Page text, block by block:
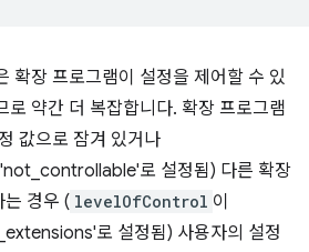
확장 프로그램이 설정을 제어할 수 있
로 약간 더 복잡합니다. 확장 프로그램
값으로 잠겨 있거나
로 설정됨) 다른 확장
경우 ( levelOfControl 이
로 설정됨) 사용자의 설정